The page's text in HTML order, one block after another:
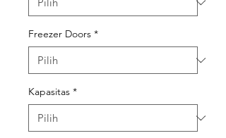
Freezer Doors *
Kapasitas *